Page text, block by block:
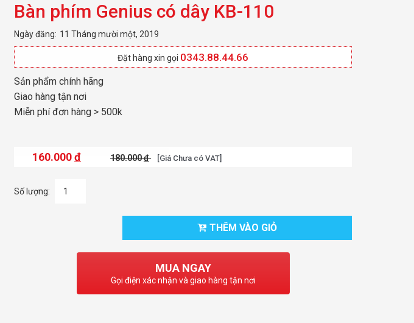
Bàn phím Genius có dây KB-110
Ngày đăng: 11 Tháng mười một, 2019
Đặt hàng xin gọi 0343.88.44.66
Sản phẩm chính hãng
Giao hàng tận nơi
Miễn phí đơn hàng > 500k
160.000đ 180.000đ [Giá Chưa có VAT]
Số lượng:
THÊM VÀO GIỎ
MUA NGAY
Gọi điện xác nhận và giao hàng tận nơi